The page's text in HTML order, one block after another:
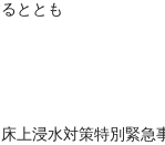
ととも
上浸水対策特別緊急